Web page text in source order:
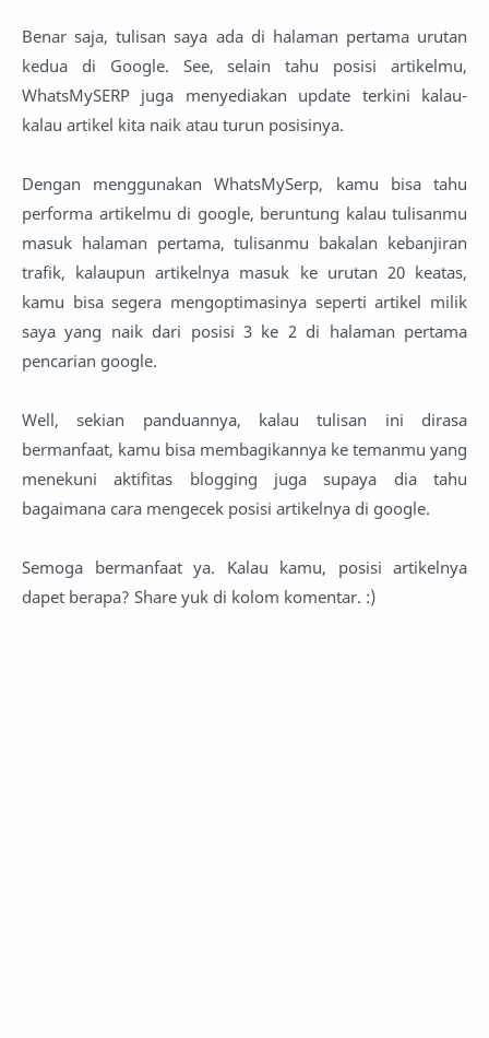
Benar saja, tulisan saya ada di halaman pertama urutan
kedua di Google. See, selain tahu posisi artikelmu,
WhatsMySERP juga menyediakan update terkini kalau-
kalau artikel kita naik atau turun posisinya.
Dengan menggunakan WhatsMySerp, kamu bisa tahu
performa artikelmu di google, beruntung kalau tulisanmu
masuk halaman pertama, tulisanmu bakalan kebanjiran
trafik, kalaupun artikelnya masuk ke urutan 20 keatas,
kamu bisa segera mengoptimasinya seperti artikel milik
saya yang naik dari posisi 3 ke 2 di halaman pertama
pencarian google.
Well, sekian panduannya, kalau tulisan ini dirasa
bermanfaat, kamu bisa membagikannya ke temanmu yang
menekuni aktifitas blogging juga supaya dia tahu
bagaimana cara mengecek posisi artikelnya di google.
Semoga bermanfaat ya. Kalau kamu, posisi artikelnya
dapet berapa? Share yuk di kolom komentar. :)